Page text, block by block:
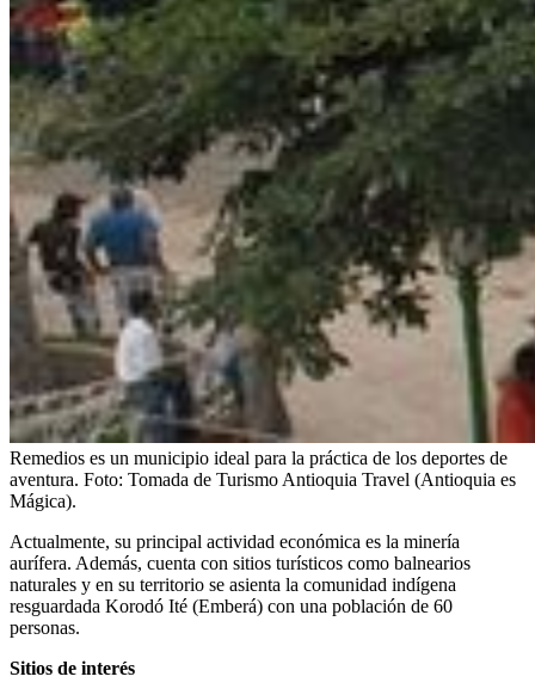
Remedios es un municipio ideal para la práctica de los deportes de
aventura. Foto: Tomada de Turismo Antioquia Travel (Antioquia es
Mágica).
Actualmente, su principal actividad económica es la minería
aurífera. Además, cuenta con sitios turísticos como balnearios
naturales y en su territorio se asienta la comunidad indígena
resguardada Korodó Ité (Emberá) con una población de 60
personas.
Sitios de interés